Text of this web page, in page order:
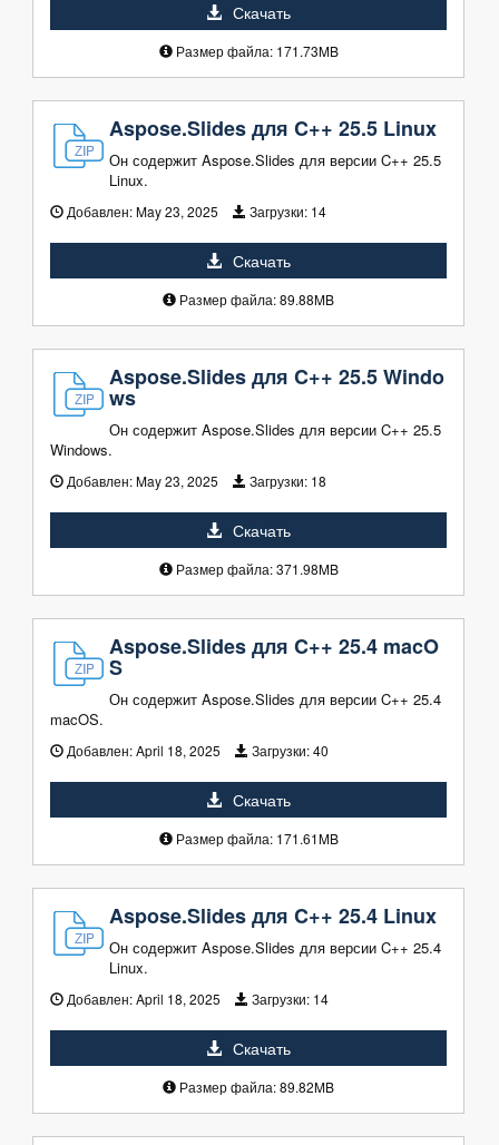
Скачать
Размер файла: 171.73MB
Aspose.Slides для C++ 25.5 Linux
Он содержит Aspose.Slides для версии C++ 25.5
Linux.
Добавлен:May 23, 2025 Загрузки: 14
Скачать
Размер файла: 89.88MB
Aspose.Slides для C++ 25.5 Windo
ws
Он содержит Aspose.Slides для версии C++ 25.5
Windows.
Добавлен:May 23, 2025 Загрузки: 18
Скачать
Размер файла: 371.98MB
Aspose.Slides для C++ 25.4 macO
S
Он содержит Aspose.Slides для версии C++ 25.4
macOS.
Добавлен:April 18, 2025 Загрузки:40
Скачать
Размер файла: 171.61MB
Aspose.Slides для C++ 25.4 Linux
Он содержит Aspose.Slides для версии C++ 25.4
Linux.
Добавлен:April 18, 2025 Загрузки: 14
Скачать
Размер файла: 89.82MB